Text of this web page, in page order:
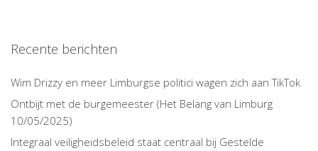
Recente berichten
Wim Drizzy en meer Limburgse politici wagen zich aan TikTok
Ontbijt met de burgemeester (Het Belang van Limburg
10/05/2025)
Integraal veiligheidsbeleid staat centraal bij Gestelde